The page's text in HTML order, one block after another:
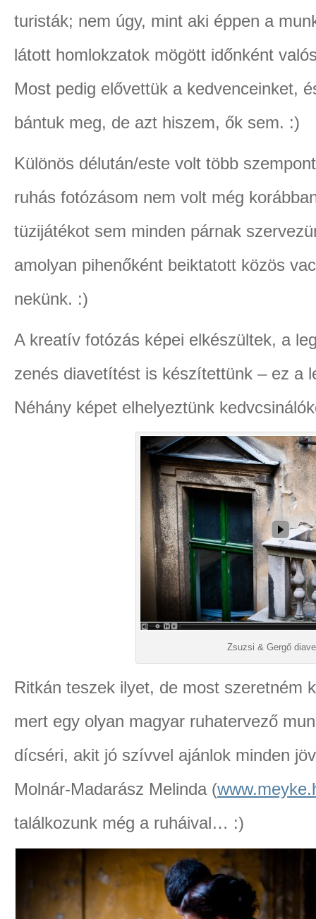
turisták; nem úgy, mint aki éppen a
látott homlokzatok mögött időnként
Most pedig elővettük a kedvenceinket,
bántuk meg, de azt hiszem, ők sem. :)
Különös délután/este volt több
ruhás fotózásom nem volt még
tüzijátékot sem minden párnak
amolyan pihenőként beiktatott közös
nekünk. :)
A kreatív fotózás képei elkészültek, a
zenés diavetítést is készítettünk – ez a
Néhány képet elhelyeztünk
Zsuzsi & Gergő
Ritkán teszek ilyet, de most szeretném
mert egy olyan magyar ruhatervező
dícséri, akit jó szívvel ajánlok minden
Molnár-Madarász Melinda (
találkozunk még a ruháival… :)